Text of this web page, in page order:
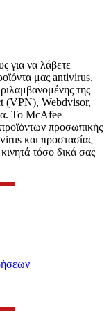
για να λάβετε
μας antivirus,
της
(VPN), Webdvisor,
Το McAfee
προσωπικής
και προστασίας
τόσο δικά σας